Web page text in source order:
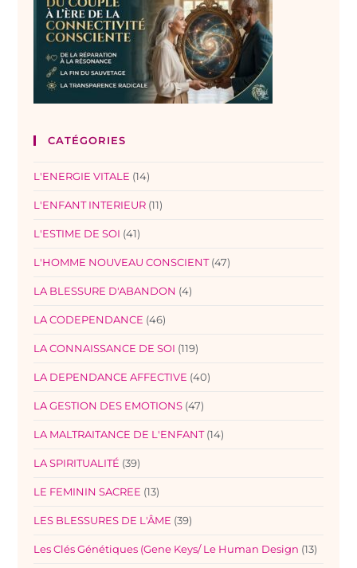
CATÉGORIES
L'ENERGIE VITALE (14)
L'ENFANT INTERIEUR (11)
L'ESTIME DE SOI (41)
L'HOMME NOUVEAU CONSCIENT (47)
LA BLESSURE D'ABANDON (4)
LA CODEPENDANCE (46)
LA CONNAISSANCE DE SOI (119)
LA DEPENDANCE AFFECTIVE (40)
LA GESTION DES EMOTIONS (47)
LA MALTRAITANCE DE L'ENFANT (14)
LA SPIRITUALITÉ (39)
LE FEMININ SACREE (13)
LES BLESSURES DE L'ÂME (39)
Les Clés Génétiques (Gene Keys/ Le Human Design (13)